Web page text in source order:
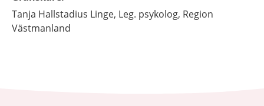
Tanja Hallstadius Linge, Leg. psykolog, Region
Västmanland